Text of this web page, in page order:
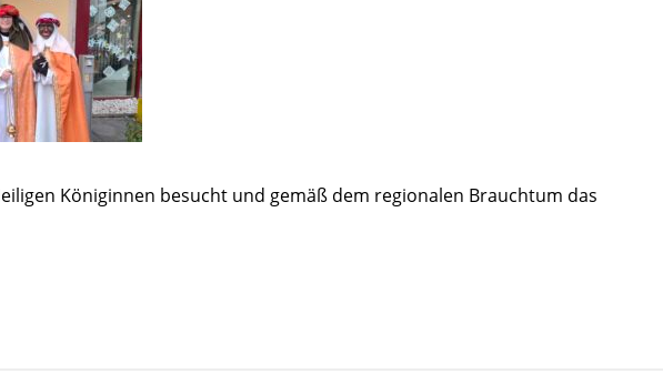
Königinnen besucht und gemäß dem regionalen Brauchtum das